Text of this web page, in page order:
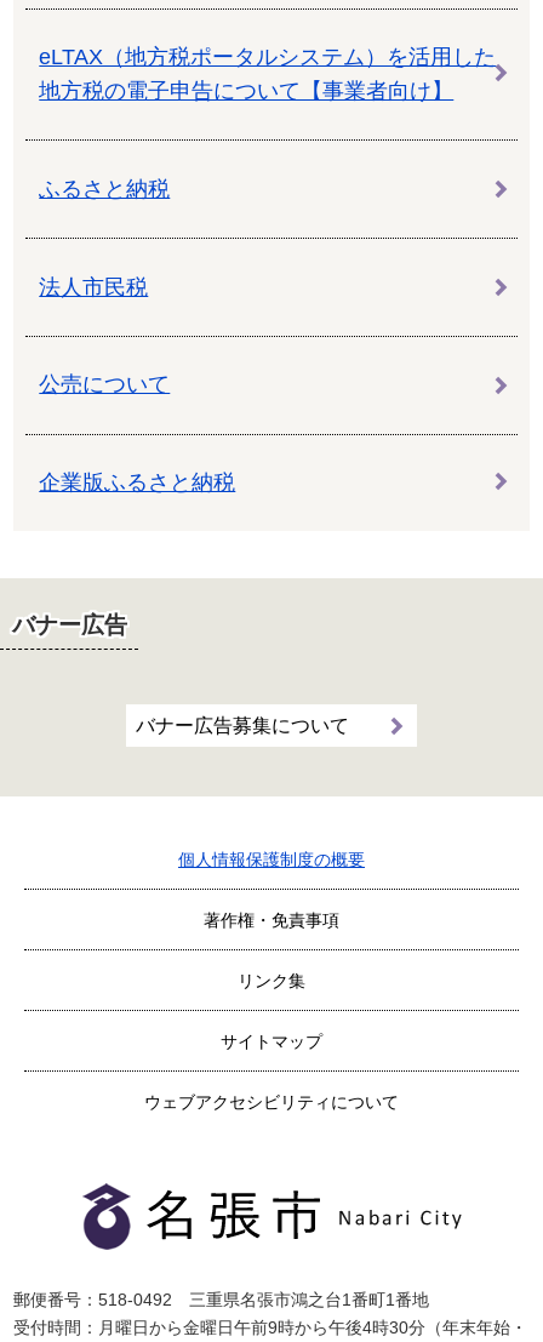
eLTAX（地方税ポータルシステム）を活用した
地方税の電子申告について【事業者向け】
ふるさと納税
法人市民税
公売について
企業版ふるさと納税
バナー広告
バナー広告募集について
個人情報保護制度の概要
著作権・免責事項
リンク集
サイトマップ
ウェブアクセシビリティについて
郵便番号：518-0492 三重県名張市鴻之台1番町1番地
受付時間：月曜日から金曜日午前9時から午後4時30分（年末年始・